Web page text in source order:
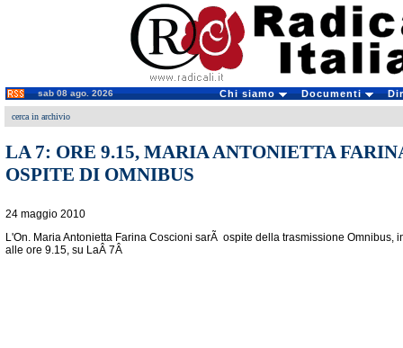
sab 08 ago. 2026 Chi siamo Documenti
cerca in archivio
LA 7: ORE 9.15, MARIA ANTONIETTA
OSPITE DI OMNIBUS
24 maggio 2010
L'On. Maria Antonietta Farina Coscioni sarÃ ospite della trasmissione Omnibus,
alle ore 9.15, su LaÂ 7Â